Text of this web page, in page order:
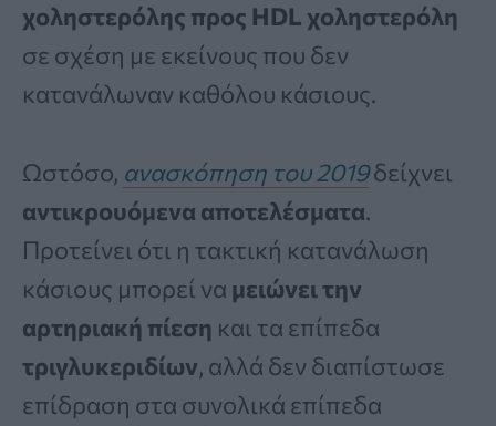
χοληστερόλης προς HDL χοληστερόλη
σε σχέση με εκείνους που δεν
κατανάλωναν καθόλου κάσιους.
Ωστόσο, ανασκόπηση του 2019δείχνει
αντικρουόμενα αποτελέσματα.
Προτείνει ότι η τακτική κατανάλωση
κάσιους μπορεί να μειώνει την
αρτηριακή πίεση και τα επίπεδα
τριγλυκεριδίων, αλλά δεν διαπίστωσε
επίδραση στα συνολικά επίπεδα